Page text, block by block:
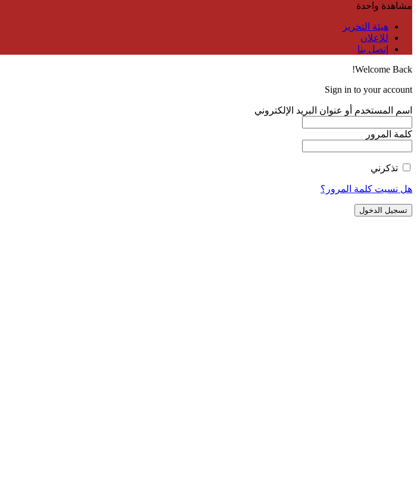
مشاهدة واحدة
هيئة التحرير
للإعلان
إتصل بنا
Welcome Back!
Sign in to your account
اسم المستخدم أو عنوان البريد الإلكتروني
كلمة المرور
تذكرني
هل نسيت كلمة المرور؟